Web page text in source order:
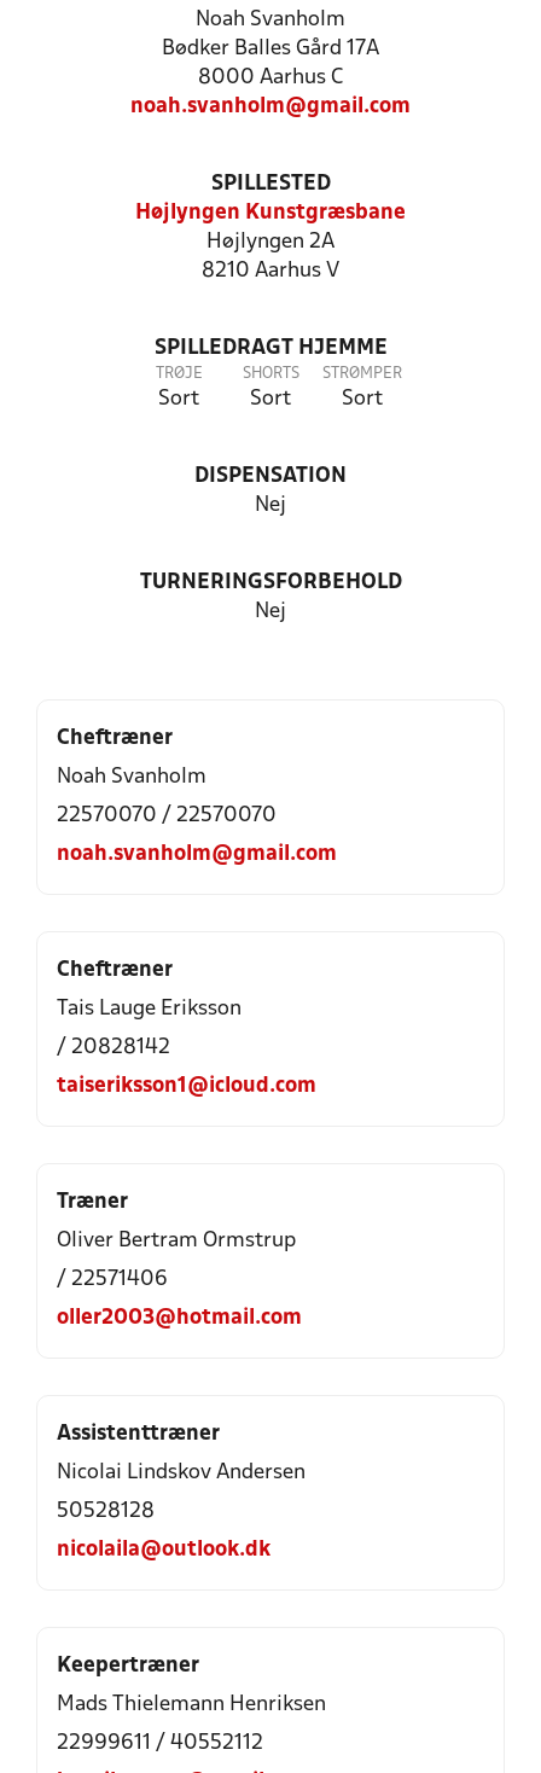
Noah Svanholm
Bødker Balles Gård 17A
8000 Aarhus C
noah.svanholm@gmail.com
SPILLESTED
Højlyngen Kunstgræsbane
Højlyngen 2A
8210 Aarhus V
SPILLEDRAGT HJEMME
TRØJE
Sort
SHORTS
Sort
STRØMPER
Sort
DISPENSATION
Nej
TURNERINGSFORBEHOLD
Nej
Cheftræner
Noah Svanholm
22570070 / 22570070
noah.svanholm@gmail.com
Cheftræner
Tais Lauge Eriksson
/ 20828142
taiseriksson1@icloud.com
Træner
Oliver Bertram Ormstrup
/ 22571406
oller2003@hotmail.com
Assistenttræner
Nicolai Lindskov Andersen
50528128
nicolaila@outlook.dk
Keepertræner
Mads Thielemann Henriksen
22999611 / 40552112